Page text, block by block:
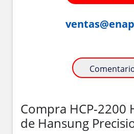
Compra HCP-2200
de Hansung